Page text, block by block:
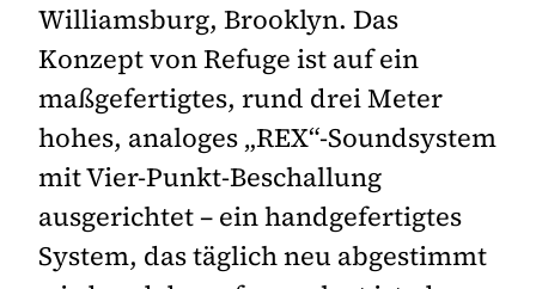
Williamsburg, Brooklyn. Das
Konzept von Refuge ist auf ein
maßgefertigtes, rund drei Meter
hohes, analoges „REX“-Soundsystem
mit Vier-Punkt-Beschallung
ausgerichtet – ein handgefertigtes
System, das täglich neu abgestimmt